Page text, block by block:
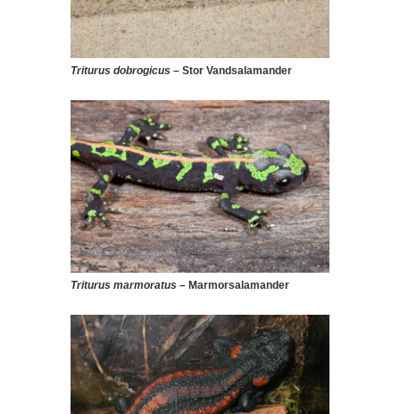
Triturus dobrogicus – Stor Vandsalamander
Triturus marmoratus – Marmorsalamander